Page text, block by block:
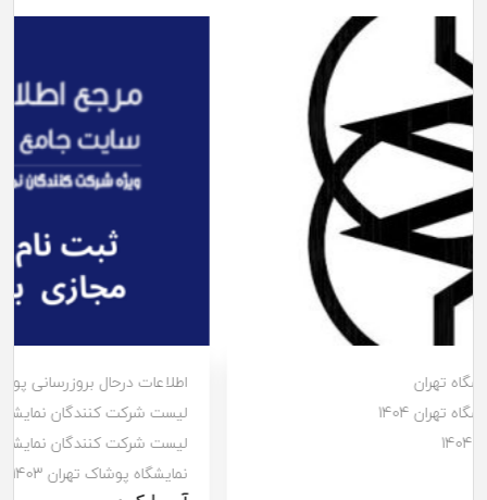
اطلاعات درحال بروزرسانی پوشاک
لیست شرکت کنندگان نمایشگاه تهران
لیست شرکت کنندگان نمایشگاه تهران 1403